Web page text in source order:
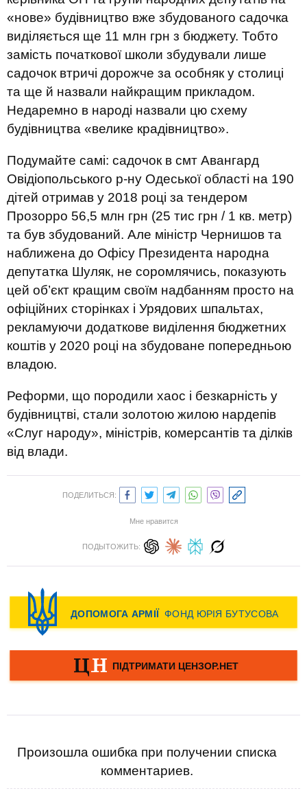
«нове» будівництво вже збудованого садочка
виділяється ще 11 млн грн з бюджету. Тобто
замість початкової школи збудували лише
садочок втричі дорожче за особняк у столиці
та ще й назвали найкращим прикладом.
Недаремно в народі назвали цю схему
будівництва «велике крадівництво».
Подумайте самі: садочок в смт Авангард
Овідіопольського р-ну Одеської області на 190
дітей отримав у 2018 році за тендером
Прозорро 56,5 млн грн (25 тис грн / 1 кв. метр)
та був збудований. Але міністр Чернишов та
наближена до Офісу Президента народна
депутатка Шуляк, не соромлячись, показують
цей об’єкт кращим своїм надбанням просто на
офіційних сторінках і Урядових шпальтах,
рекламуючи додаткове виділення бюджетних
коштів у 2020 році на збудоване попередньою
владою.
Реформи, що породили хаос і безкарність у
будівництві, стали золотою жилою нардепів
«Слуг народу», міністрів, комерсантів та ділків
від влади.
ПОДЕЛИТЬСЯ:
Мне нравится
ПОДЫТОЖИТЬ:
Произошла ошибка при получении списка
комментариев.